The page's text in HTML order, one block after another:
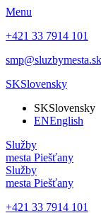
Menu
+421 33 7914 101
smp@sluzbymesta.sk
SKSlovensky
SKSlovensky
ENEnglish
Služby
mesta Piešťany
Služby
mesta Piešťany
+421 33 7914 101